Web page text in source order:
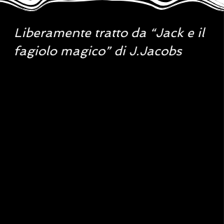
Liberamente tratto da “Jack e il
fagiolo magico” di J.Jacobs